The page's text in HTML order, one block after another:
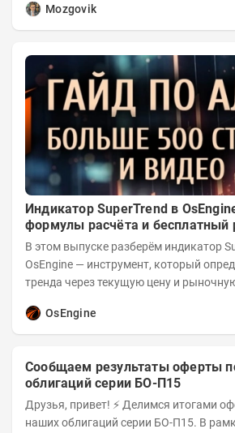
Mozgovik
Индикатор SuperTrend в
формулы расчёта и бесплатный
В этом выпуске разберём индикатор
OsEngine — инструмент, который
тренда через текущую цену и
OsEngine
Сообщаем результаты оферты
облигаций серии БО-П15
Друзья, привет! ⚡️ Делимся итогами оферты по выпуску
наших облигаций серии БО-П15. В